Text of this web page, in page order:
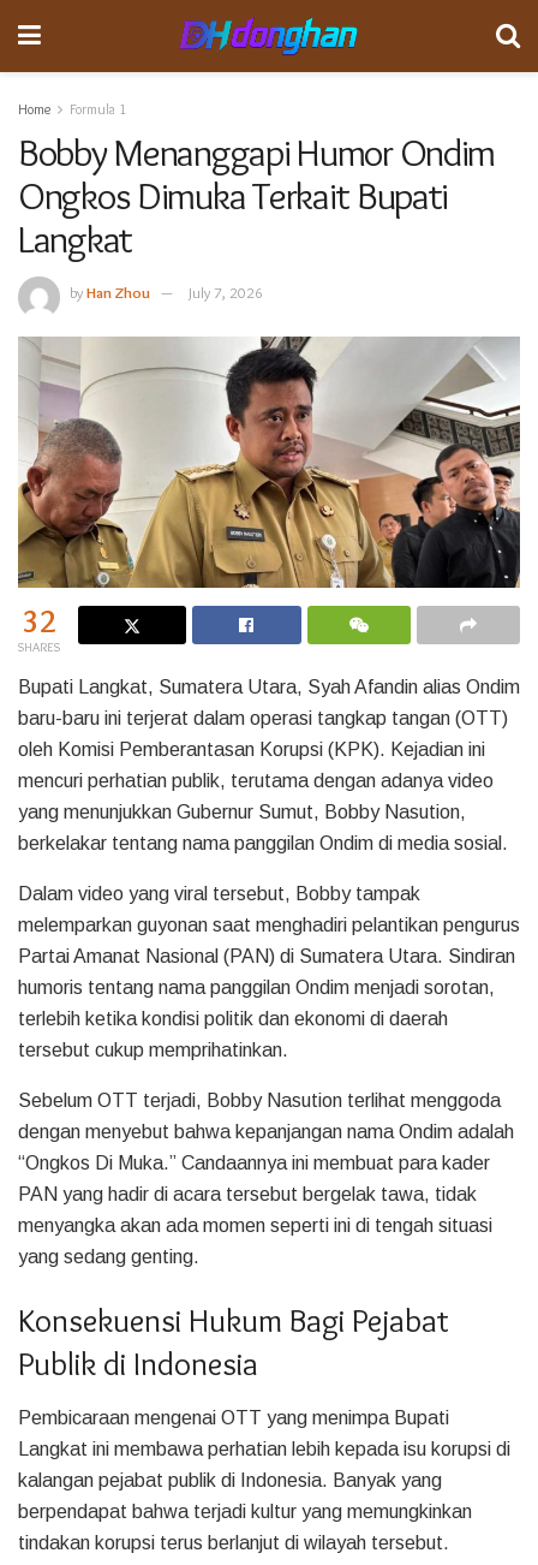
Home Formula 1
Bobby Menanggapi Humor Ondim
Ongkos Dimuka Terkait Bupati
Langkat
byHan Zhou July 7, 2026
32
SHARES
Bupati Langkat, Sumatera Utara, Syah Afandin alias Ondim
baru-baru ini terjerat dalam operasi tangkap tangan (OTT)
oleh Komisi Pemberantasan Korupsi (KPK). Kejadian ini
mencuri perhatian publik, terutama dengan adanya video
yang menunjukkan Gubernur Sumut, Bobby Nasution,
berkelakar tentang nama panggilan Ondim di media sosial.
Dalam video yang viral tersebut, Bobby tampak
melemparkan guyonan saat menghadiri pelantikan pengurus
Partai Amanat Nasional (PAN) di Sumatera Utara. Sindiran
humoris tentang nama panggilan Ondim menjadi sorotan,
terlebih ketika kondisi politik dan ekonomi di daerah
tersebut cukup memprihatinkan.
Sebelum OTT terjadi, Bobby Nasution terlihat menggoda
dengan menyebut bahwa kepanjangan nama Ondim adalah
“Ongkos Di Muka.” Candaannya ini membuat para kader
PAN yang hadir di acara tersebut bergelak tawa, tidak
menyangka akan ada momen seperti ini di tengah situasi
yang sedang genting.
Konsekuensi Hukum Bagi Pejabat
Publik di Indonesia
Pembicaraan mengenai OTT yang menimpa Bupati
Langkat ini membawa perhatian lebih kepada isu korupsi di
kalangan pejabat publik di Indonesia. Banyak yang
berpendapat bahwa terjadi kultur yang memungkinkan
tindakan korupsi terus berlanjut di wilayah tersebut.